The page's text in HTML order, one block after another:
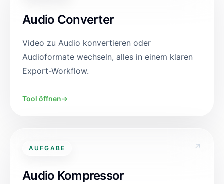
Audio Converter
Video zu Audio konvertieren oder
Audioformate wechseln, alles in einem klaren
Export-Workflow.
Tool öffnen→
AUFGABE ↗
Audio Kompressor